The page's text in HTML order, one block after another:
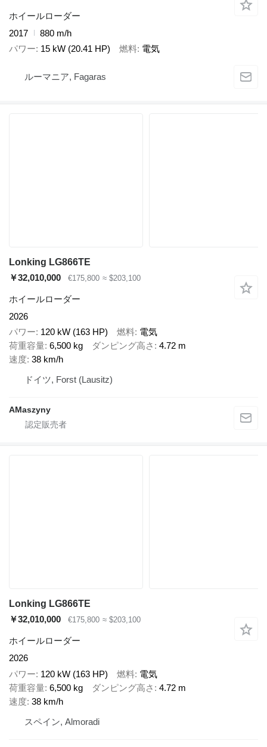
ホイールローダー
2017
880 m/h
パワー 15 kW (20.41 HP) 燃料 電気
ルーマニア, Fagaras
Lonking LG866TE
￥32,010,000
€175,800 ≈ $203,100
ホイールローダー
2026
パワー 120 kW (163 HP) 燃料 電気
荷重容量 6,500 kg ダンピング高さ
4.72 m
速度 38 km/h
ドイツ, Forst (Lausitz)
AMaszyny
Lonking LG866TE
￥32,010,000
€175,800 ≈ $203,100
ホイールローダー
2026
パワー 120 kW (163 HP) 燃料 電気
荷重容量 6,500 kg ダンピング高さ
4.72 m
速度 38 km/h
スペイン, Almoradi